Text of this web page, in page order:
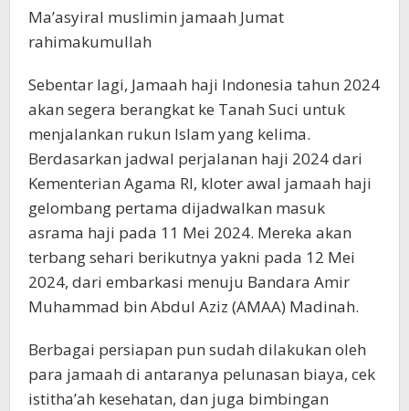
Ma’asyiral muslimin jamaah Jumat
rahimakumullah
Sebentar lagi, Jamaah haji Indonesia tahun 2024
akan segera berangkat ke Tanah Suci untuk
menjalankan rukun Islam yang kelima.
Berdasarkan jadwal perjalanan haji 2024 dari
Kementerian Agama RI, kloter awal jamaah haji
gelombang pertama dijadwalkan masuk
asrama haji pada 11 Mei 2024. Mereka akan
terbang sehari berikutnya yakni pada 12 Mei
2024, dari embarkasi menuju Bandara Amir
Muhammad bin Abdul Aziz (AMAA) Madinah.
Berbagai persiapan pun sudah dilakukan oleh
para jamaah di antaranya pelunasan biaya, cek
istitha’ah kesehatan, dan juga bimbingan